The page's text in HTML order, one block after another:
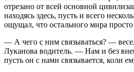
отрезано от всей основной
находясь здесь, пусть и всего
ощущал, что остального мира
— А чего с ним связываться? —
Луканова водитель. — Нам и без
пусть он с нами связывается, коли